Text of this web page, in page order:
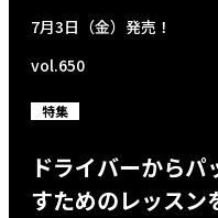
7月3日（金）発売！
vol.650
特集
ドライバーから
すためのレッスン